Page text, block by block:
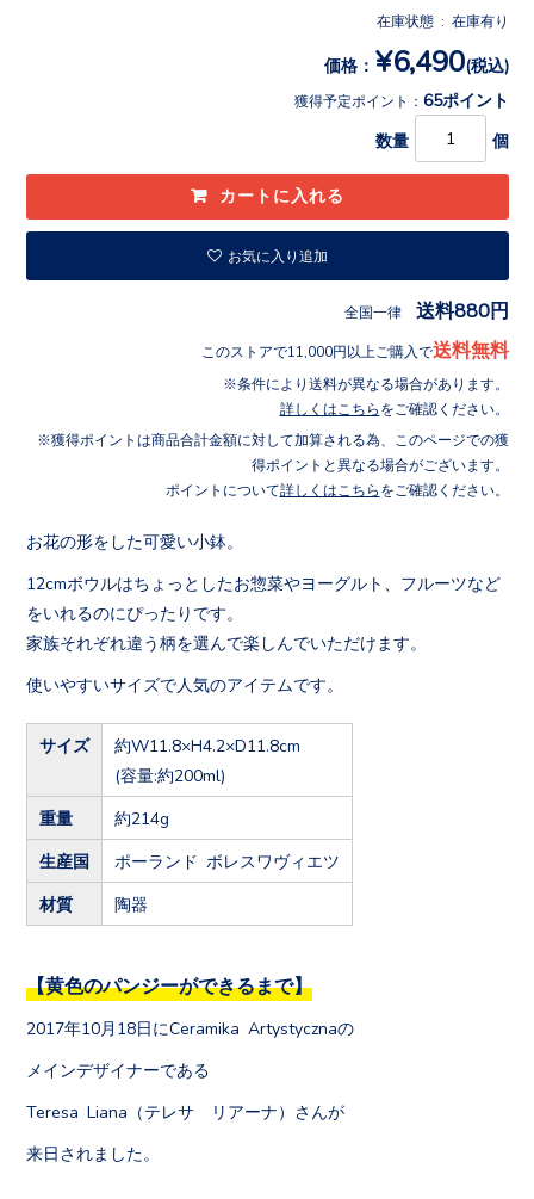
在庫状態 : 在庫有り
価格： ¥6,490(税込)
獲得予定ポイント： 65ポイント
数量 個
お気に入り追加
全国一律 送料880円
このストアで11,000円以上ご購入で送料無料
条件により送料が異なる場合があります。
詳しくはこちら をご確認ください。
獲得ポイントは商品合計金額に対して加算される為、このページでの獲
得ポイントと異なる場合がございます。
ポイントについて詳しくはこちら をご確認ください。
お花の形をした可愛い小鉢。
12cmボウルはちょっとしたお惣菜やヨーグルト、フルーツなど
をいれるのにぴったりです。
家族それぞれ違う柄を選んで楽しんでいただけます。
使いやすいサイズで人気のアイテムです。
サイズ
約W11.8×H4.2×D11.8cm
(容量:約200ml)
重量 約214g
生産国 ポーランド ボレスワヴィエツ
材質 陶器
【黄色のパンジーができるまで】
2017年10月18日にCeramika Artystycznaの
メインデザイナーである
Teresa Liana（テレサ リアーナ）さんが
来日されました。